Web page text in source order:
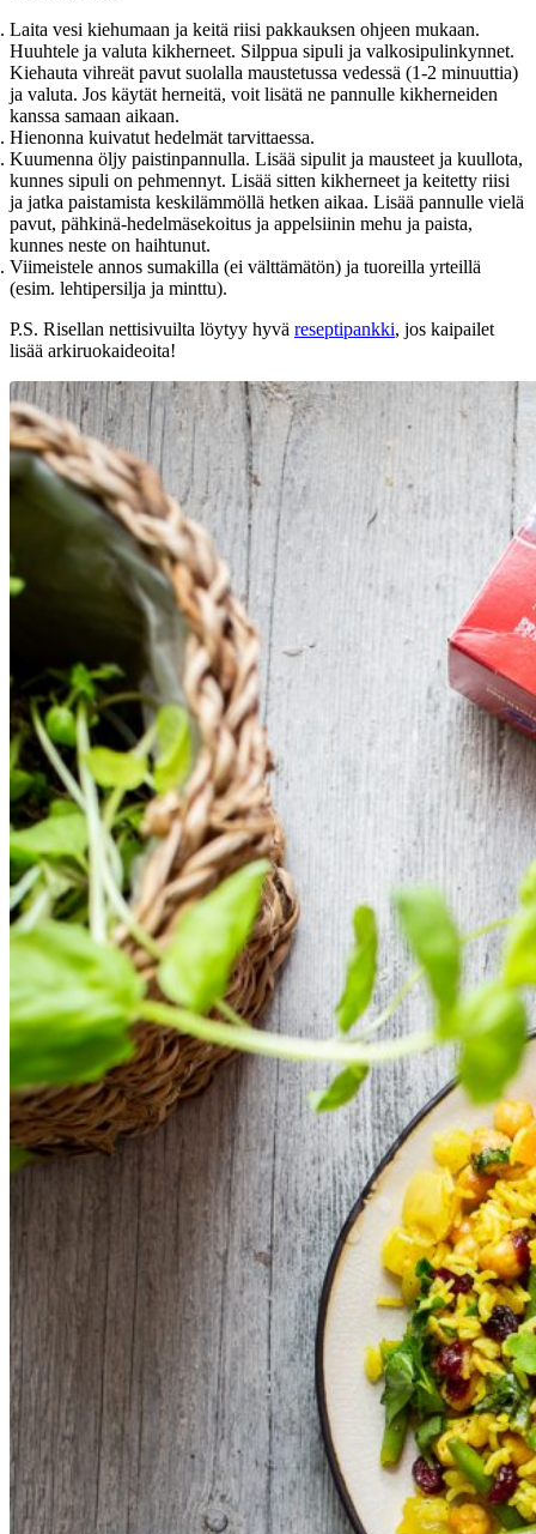
Laita vesi kiehumaan ja keitä riisi pakkauksen ohjeen mukaan.
Huuhtele ja valuta kikherneet. Silppua sipuli ja valkosipulinkynnet.
Kiehauta vihreät pavut suolalla maustetussa vedessä (1-2 minuuttia)
ja valuta. Jos käytät herneitä, voit lisätä ne pannulle kikherneiden
kanssa samaan aikaan.
Hienonna kuivatut hedelmät tarvittaessa.
Kuumenna öljy paistinpannulla. Lisää sipulit ja mausteet ja kuullota,
kunnes sipuli on pehmennyt. Lisää sitten kikherneet ja keitetty riisi
ja jatka paistamista keskilämmöllä hetken aikaa. Lisää pannulle vielä
pavut, pähkinä-hedelmäsekoitus ja appelsiinin mehu ja paista,
kunnes neste on haihtunut.
Viimeistele annos sumakilla (ei välttämätön) ja tuoreilla yrteillä
(esim. lehtipersilja ja minttu).
P.S. Risellan nettisivuilta löytyy hyvä reseptipankki, jos kaipailet
lisää arkiruokaideoita!